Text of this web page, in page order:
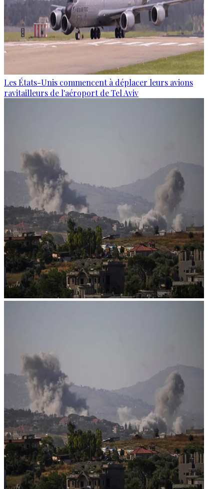
Les États-Unis commencent à déplacer leurs avions
ravitailleurs de l'aéroport de Tel Aviv